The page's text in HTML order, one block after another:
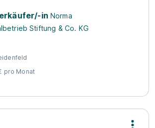
in Norma
Stiftung & Co. KG
pro Monat